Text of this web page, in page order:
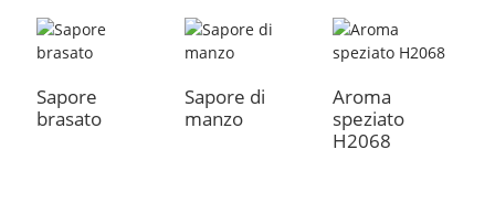
Sapore
brasato
Sapore di
manzo
Aroma
speziato
H2068